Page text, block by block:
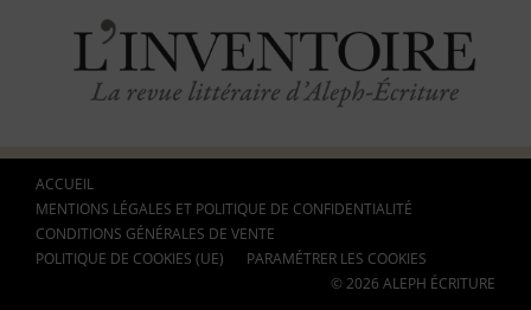
ACCUEIL
MENTIONS LÉGALES ET POLITIQUE DE CONFIDENTIALITÉ
CONDITIONS GÉNÉRALES DE VENTE
POLITIQUE DE COOKIES (UE)
PARAMÉTRER LES COOKIES
© 2026 ALEPH ÉCRITURE